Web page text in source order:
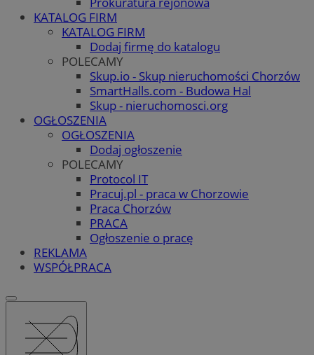
KATALOG FIRM
KATALOG FIRM
Dodaj firmę do katalogu
POLECAMY
Skup.io - Skup nieruchomości Chorzów
SmartHalls.com - Budowa Hal
Skup - nieruchomosci.org
OGŁOSZENIA
OGŁOSZENIA
Dodaj ogłoszenie
POLECAMY
Protocol IT
Pracuj.pl - praca w Chorzowie
Praca Chorzów
PRACA
Ogłoszenie o pracę
REKLAMA
WSPÓŁPRACA